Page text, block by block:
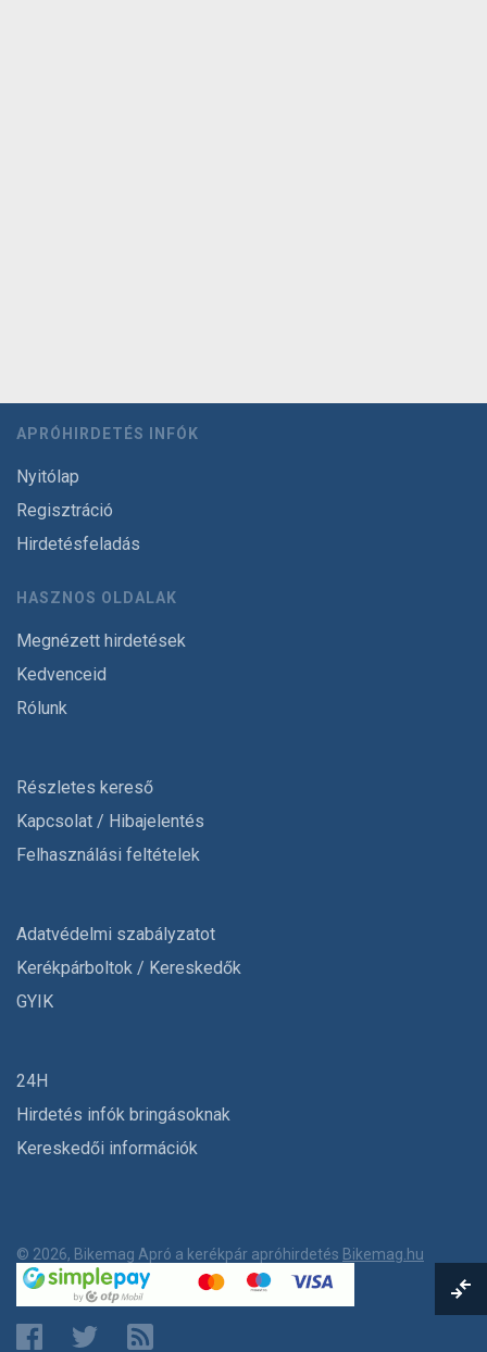
APRÓHIRDETÉS INFÓK
Nyitólap
Regisztráció
Hirdetésfeladás
HASZNOS OLDALAK
Megnézett hirdetések
Kedvenceid
Rólunk
Részletes kereső
Kapcsolat / Hibajelentés
Felhasználási feltételek
Adatvédelmi szabályzatot
Kerékpárboltok / Kereskedők
GYIK
24H
Hirdetés infók bringásoknak
Kereskedői információk
© 2026, Bikemag Apró a kerékpár apróhirdetés Bikemag.hu